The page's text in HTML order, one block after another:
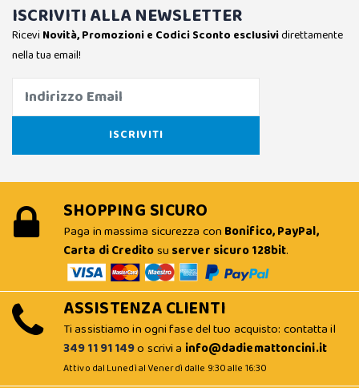
ISCRIVITI ALLA NEWSLETTER
Ricevi Novità, Promozioni e Codici Sconto esclusividirettamente
nella tua email!
SHOPPING SICURO
Paga in massima sicurezza con Bonifico, PayPal,
Carta di Creditosu server sicuro 128bit.
ASSISTENZA CLIENTI
Ti assistiamo in ogni fase del tuo acquisto: contatta il
349 11 91 149o scrivi a info@dadiemattoncini.it
Attivo dal Lunedì al Venerdì dalle 9:30 alle 16:30